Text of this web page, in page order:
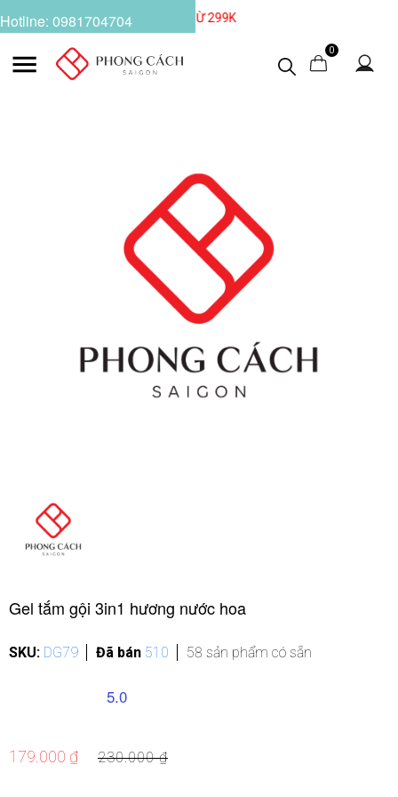
Hotline: 0981704704
0
Gel tắm gội 3in1 hương nước hoa
5.0
179.000 ₫ 230.000 ₫
SKU: DG79 Đã bán 510 58 sản phẩm có sẵn